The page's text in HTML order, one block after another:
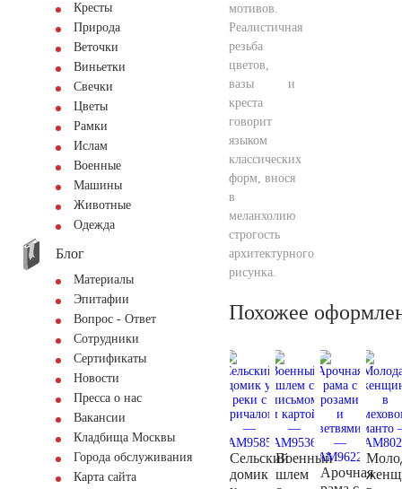
Кресты
Природа
Веточки
Виньетки
Свечки
Цветы
Рамки
Ислам
Военные
Машины
Животные
Одежда
Блог
Материалы
Эпитафии
Вопрос - Ответ
Сотрудники
Сертификаты
Новости
Пресса о нас
Вакансии
Кладбища Москвы
Города обслуживания
Карта сайта
мотивов.
Реалистичная
резьба
цветов,
вазы и
креста
говорит
языком
классических
форм, внося
в
меланхолию
строгость
архитектурного
рисунка.
Похожее
Сельский
домик
Военный
шлем
Арочная